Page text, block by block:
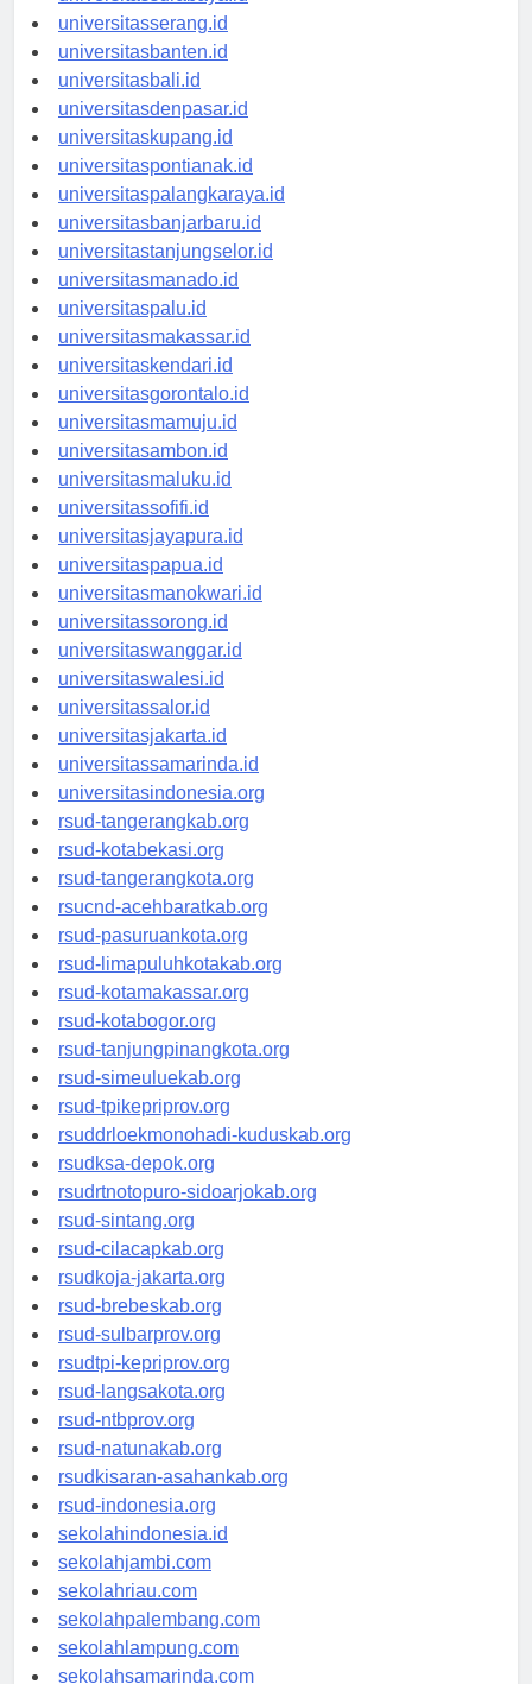
universitassurabaya.id
universitasserang.id
universitasbanten.id
universitasbali.id
universitasdenpasar.id
universitaskupang.id
universitaspontianak.id
universitaspalangkaraya.id
universitasbanjarbaru.id
universitastanjungselor.id
universitasmanado.id
universitaspalu.id
universitasmakassar.id
universitaskendari.id
universitasgorontalo.id
universitasmamuju.id
universitasambon.id
universitasmaluku.id
universitassofifi.id
universitasjayapura.id
universitaspapua.id
universitasmanokwari.id
universitassorong.id
universitaswanggar.id
universitaswalesi.id
universitassalor.id
universitasjakarta.id
universitassamarinda.id
universitasindonesia.org
rsud-tangerangkab.org
rsud-kotabekasi.org
rsud-tangerangkota.org
rsucnd-acehbaratkab.org
rsud-pasuruankota.org
rsud-limapuluhkotakab.org
rsud-kotamakassar.org
rsud-kotabogor.org
rsud-tanjungpinangkota.org
rsud-simeuluekab.org
rsud-tpikepriprov.org
rsuddrloekmonohadi-kuduskab.org
rsudksa-depok.org
rsudrtnotopuro-sidoarjokab.org
rsud-sintang.org
rsud-cilacapkab.org
rsudkoja-jakarta.org
rsud-brebeskab.org
rsud-sulbarprov.org
rsudtpi-kepriprov.org
rsud-langsakota.org
rsud-ntbprov.org
rsud-natunakab.org
rsudkisaran-asahankab.org
rsud-indonesia.org
sekolahindonesia.id
sekolahjambi.com
sekolahriau.com
sekolahpalembang.com
sekolahlampung.com